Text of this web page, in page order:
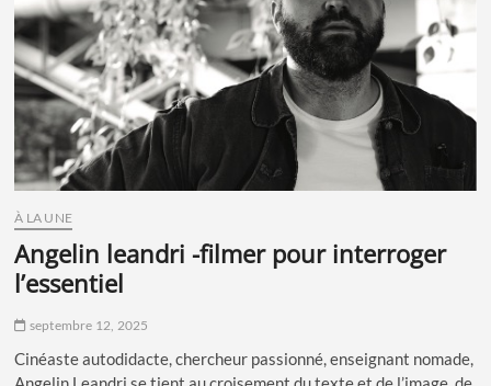
À LA UNE
angelin leandri -filmer pour interroger
l’essentiel
septembre 12, 2025
Cinéaste autodidacte, chercheur passionné, enseignant nomade,